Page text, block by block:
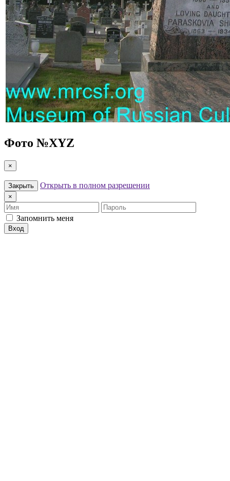
Фото №XYZ
×
Закрыть Открыть в полном разрешении
×
Имя
Пароль
Запомнить меня
Вход